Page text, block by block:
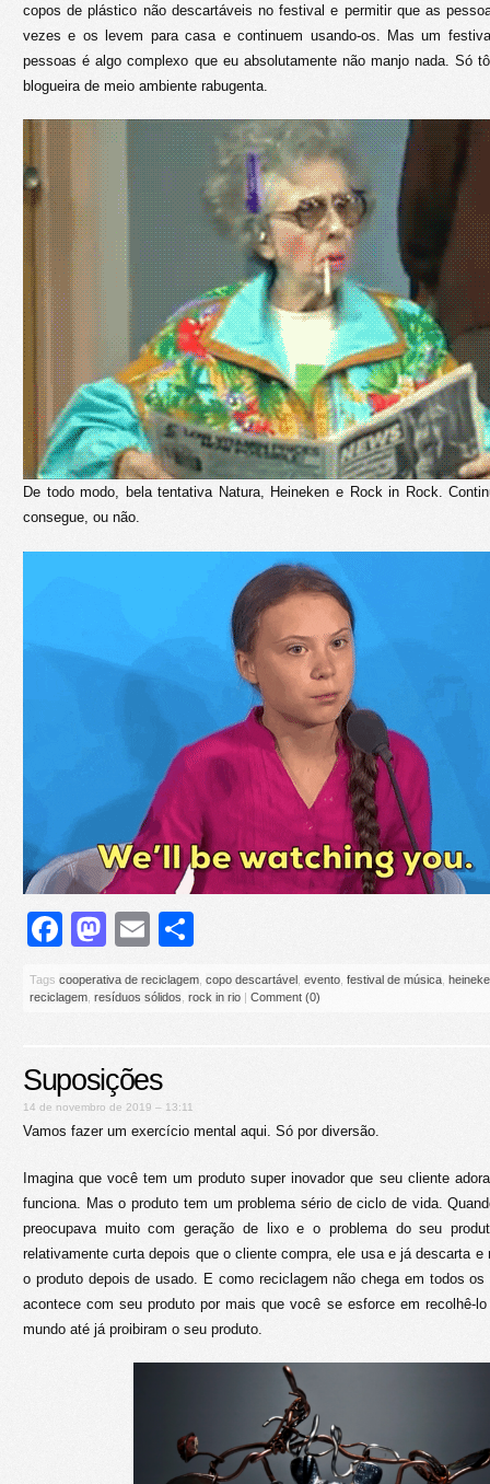
copos de plástico não descartáveis no festival e permitir que as
vezes e os levem para casa e continuem usando-os. Mas um
pessoas é algo complexo que eu absolutamente não manjo nada. Só
blogueira de meio ambiente rabugenta.
De todo modo, bela tentativa Natura, Heineken e Rock in Rock.
consegue, ou não.
Facebook
Mastodon
Email
Tags cooperativa de reciclagem copo descartável evento festival de música
reciclagem resíduos sólidos rock in rio | Comment (0)
Suposições
14 de novembro de 2019 – 13:11
Vamos fazer um exercício mental aqui. Só por diversão.
Imagina que você tem um produto super inovador que seu cliente
funciona. Mas o produto tem um problema sério de ciclo de vida.
preocupava muito com geração de lixo e o problema do seu
relativamente curta depois que o cliente compra, ele usa e já descarta
o produto depois de usado. E como reciclagem não chega em todos
acontece com seu produto por mais que você se esforce em recolhê-
mundo até já proibiram o seu produto.